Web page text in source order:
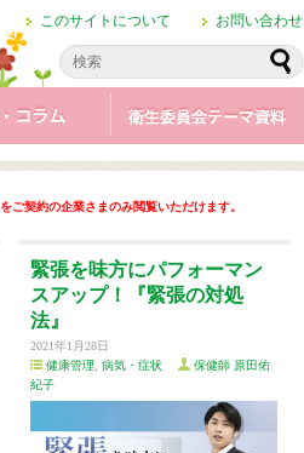
お問い合わせ
このサイトについて
をご契約の企業さまのみ閲覧いただけます。
緊張を味方にパフォーマン
スアップ！『緊張の対処
法』
2021年1月28日
健康管理
病気・症状
保健師 原田佑
紀子